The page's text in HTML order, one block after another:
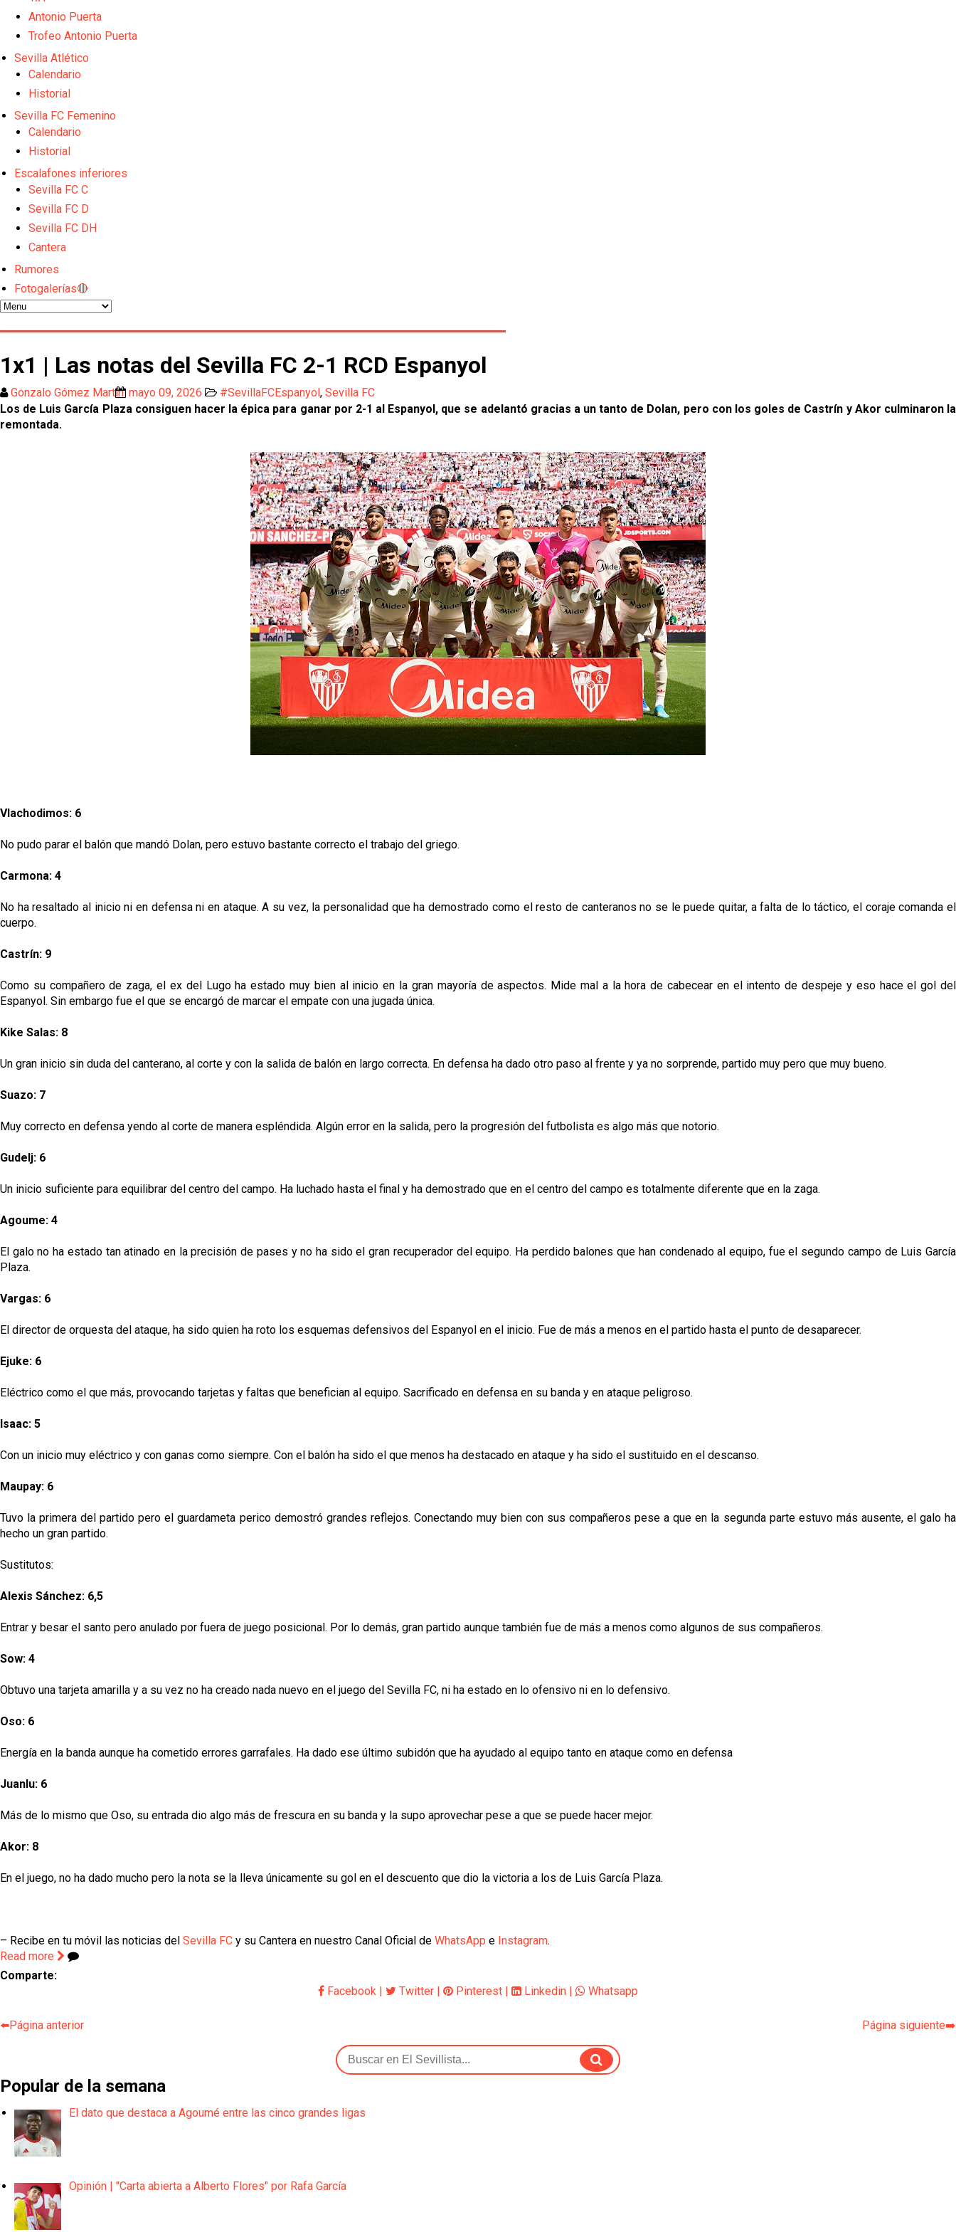
Los posibles herederos del número 16 tras la marcha de Juanlu
Alberto Flores, muy cerca de convertirse en nuevo jugador del Granada CF
El Sevilla continúa con despidos y rechaza una oferta de 420 millones por el club
Antonio Puerta
Trofeo Antonio Puerta
Sevilla Atlético
Calendario
Historial
Sevilla FC Femenino
Calendario
Historial
Escalafones inferiores
Sevilla FC C
Sevilla FC D
Sevilla FC DH
Cantera
Rumores
Fotogalerías🔴
1x1 | Las notas del Sevilla FC 2-1 RCD Espanyol
Gonzalo Gómez Martín mayo 09, 2026 #SevillaFCEspanyol, Sevilla FC
Los de Luis García Plaza consiguen hacer la épica para ganar por 2-1 al Espanyol, que se adelantó gracias a un tanto de Dolan, pero con los goles de Castrín y Akor culminaron la
remontada.
Vlachodimos: 6
No pudo parar el balón que mandó Dolan, pero estuvo bastante correcto el trabajo del griego.
Carmona: 4
No ha resaltado al inicio ni en defensa ni en ataque. A su vez, la personalidad que ha demostrado como el resto de canteranos no se le puede quitar, a falta de lo táctico, el coraje comanda el
cuerpo.
Castrín: 9
Como su compañero de zaga, el ex del Lugo ha estado muy bien al inicio en la gran mayoría de aspectos. Mide mal a la hora de cabecear en el intento de despeje y eso hace el gol del
Espanyol. Sin embargo fue el que se encargó de marcar el empate con una jugada única.
Kike Salas: 8
Un gran inicio sin duda del canterano, al corte y con la salida de balón en largo correcta. En defensa ha dado otro paso al frente y ya no sorprende, partido muy pero que muy bueno.
Suazo: 7
Muy correcto en defensa yendo al corte de manera espléndida. Algún error en la salida, pero la progresión del futbolista es algo más que notorio.
Gudelj: 6
Un inicio suficiente para equilibrar del centro del campo. Ha luchado hasta el final y ha demostrado que en el centro del campo es totalmente diferente que en la zaga.
Agoume: 4
El galo no ha estado tan atinado en la precisión de pases y no ha sido el gran recuperador del equipo. Ha perdido balones que han condenado al equipo, fue el segundo campo de Luis García
Plaza.
Vargas: 6
El director de orquesta del ataque, ha sido quien ha roto los esquemas defensivos del Espanyol en el inicio. Fue de más a menos en el partido hasta el punto de desaparecer.
Ejuke: 6
Eléctrico como el que más, provocando tarjetas y faltas que benefician al equipo. Sacrificado en defensa en su banda y en ataque peligroso.
Isaac: 5
Con un inicio muy eléctrico y con ganas como siempre. Con el balón ha sido el que menos ha destacado en ataque y ha sido el sustituido en el descanso.
Maupay: 6
Tuvo la primera del partido pero el guardameta perico demostró grandes reflejos. Conectando muy bien con sus compañeros pese a que en la segunda parte estuvo más ausente, el galo ha
hecho un gran partido.
Sustitutos:
Alexis Sánchez: 6,5
Entrar y besar el santo pero anulado por fuera de juego posicional. Por lo demás, gran partido aunque también fue de más a menos como algunos de sus compañeros.
Sow: 4
Obtuvo una tarjeta amarilla y a su vez no ha creado nada nuevo en el juego del Sevilla FC, ni ha estado en lo ofensivo ni en lo defensivo.
Oso: 6
Energía en la banda aunque ha cometido errores garrafales. Ha dado ese último subidón que ha ayudado al equipo tanto en ataque como en defensa
Juanlu: 6
Más de lo mismo que Oso, su entrada dio algo más de frescura en su banda y la supo aprovechar pese a que se puede hacer mejor.
Akor: 8
En el juego, no ha dado mucho pero la nota se la lleva únicamente su gol en el descuento que dio la victoria a los de Luis García Plaza.
– Recibe en tu móvil las noticias del Sevilla FC y su Cantera en nuestro Canal Oficial de WhatsApp e Instagram.
Read more
Comparte:
Facebook | Twitter | Pinterest | Linkedin | Whatsapp
⬅️Página anterior Página siguiente➡️
Popular de la semana
El dato que destaca a Agoumé entre las cinco grandes ligas
Opinión | "Carta abierta a Alberto Flores" por Rafa García